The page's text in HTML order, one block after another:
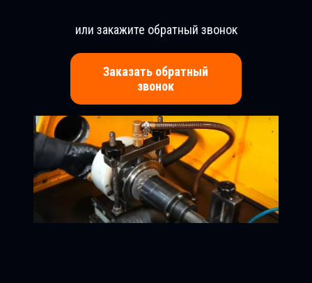
или закажите обратный звонок
Заказать обратный
звонок